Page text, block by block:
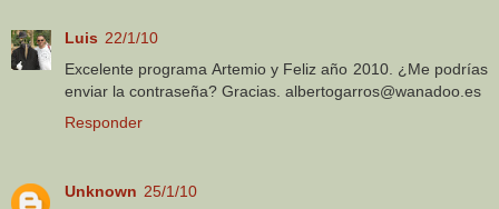
Luis 22/1/10
Excelente programa Artemio y Feliz año 2010. ¿Me podrías
enviar la contraseña? Gracias. albertogarros@wanadoo.es
Responder
Unknown 25/1/10